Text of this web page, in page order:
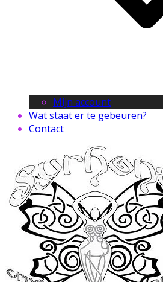
Mijn account
Wat staat er te gebeuren?
Contact